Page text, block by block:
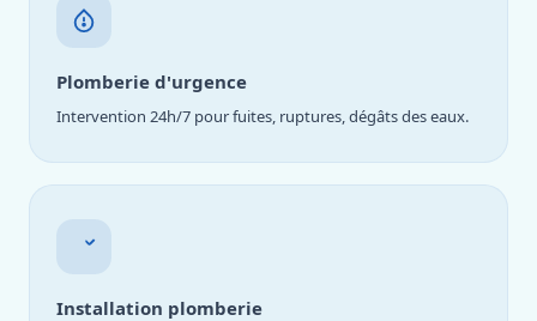
Plomberie d'urgence
Intervention 24h/7 pour fuites, ruptures, dégâts des eaux.
Installation plomberie